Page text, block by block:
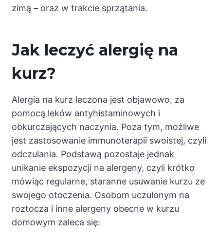
zimą – oraz w trakcie sprzątania.
Jak leczyć alergię na
kurz?
Alergia na kurz leczona jest objawowo, za
pomocą leków antyhistaminowych i
obkurczających naczynia. Poza tym, możliwe
jest zastosowanie immunoterapii swoistej, czyli
odczulania. Podstawą pozostaje jednak
unikanie ekspozycji na alergeny, czyli krótko
mówiąc regularne, staranne usuwanie kurzu ze
swojego otoczenia. Osobom uczulonym na
roztocza i inne alergeny obecne w kurzu
domowym zaleca się: